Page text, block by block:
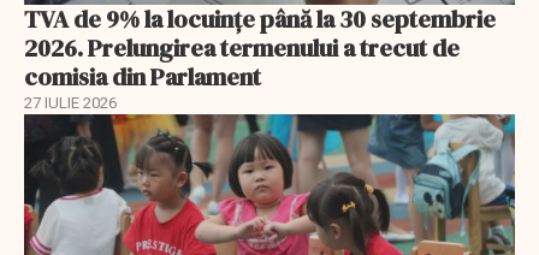
TVA de 9% la locuințe până la 30 septembrie
2026. Prelungirea termenului a trecut de
comisia din Parlament
27 IULIE 2026